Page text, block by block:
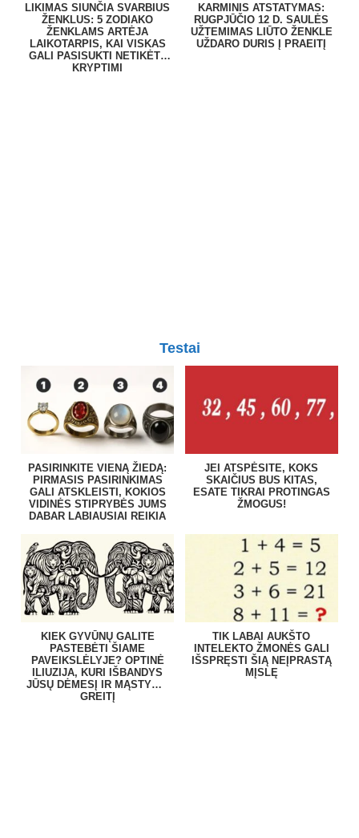
LIKIMAS SIUNČIA SVARBIUS
ŽENKLUS: 5 ZODIAKO
ŽENKLAMS ARTĖJA
LAIKOTARPIS, KAI VISKAS
GALI PASISUKTI NETIKĖTA
KRYPTIMI
KARMINIS ATSTATYMAS:
RUGPJŪČIO 12 D. SAULĖS
UŽTEMIMAS LIŪTO ŽENKLE
UŽDARO DURIS Į PRAEITĮ
Testai
PASIRINKITE VIENĄ ŽIEDĄ:
PIRMASIS PASIRINKIMAS
GALI ATSKLEISTI, KOKIOS
VIDINĖS STIPRYBĖS JUMS
DABAR LABIAUSIAI REIKIA
JEI ATSPĖSITE, KOKS
SKAIČIUS BUS KITAS,
ESATE TIKRAI PROTINGAS
ŽMOGUS!
KIEK GYVŪNŲ GALITE
PASTEBĖTI ŠIAME
PAVEIKSLĖLYJE? OPTINĖ
ILIUZIJA, KURI IŠBANDYS
JŪSŲ DĖMESĮ IR MĄSTYMO
GREITĮ
TIK LABAI AUKŠTO
INTELEKTO ŽMONĖS GALI
IŠSPRĘSTI ŠIĄ NEĮPRASTĄ
MĮSLĘ